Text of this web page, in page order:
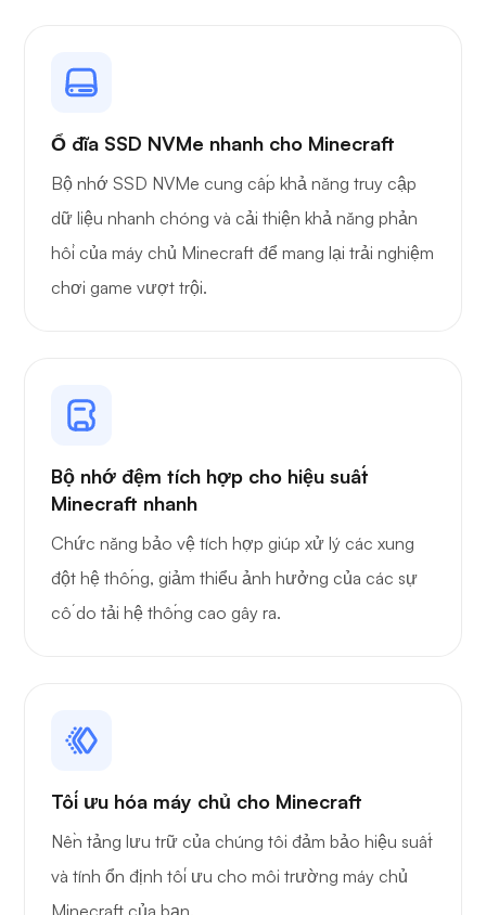
Thắc mắc
Người gác cổng
Ổ đĩa SSD NVMe nhanh cho Minecraft
Bộ nhớ SSD NVMe cung cấp khả năng truy cập
dữ liệu nhanh chóng và cải thiện khả năng phản
hồi của máy chủ Minecraft để mang lại trải nghiệm
chơi game vượt trội.
Bộ nhớ đệm tích hợp cho hiệu suất
Minecraft nhanh
Chức năng bảo vệ tích hợp giúp xử lý các xung
đột hệ thống, giảm thiểu ảnh hưởng của các sự
cố do tải hệ thống cao gây ra.
Tối ưu hóa máy chủ cho Minecraft
Nền tảng lưu trữ của chúng tôi đảm bảo hiệu suất
và tính ổn định tối ưu cho môi trường máy chủ
Minecraft của bạn.